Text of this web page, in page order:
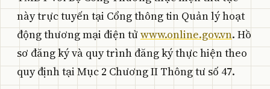
này trực tuyến tại Cổng thông tin Quản lý hoạt
động thương mại điện tử www.online.gov.vn. Hồ
sơ đăng ký và quy trình đăng ký thực hiện theo
quy định tại Mục 2 Chương II Thông tư số 47.